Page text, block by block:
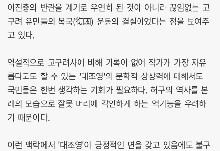
이진충의 반란을 계기로 우연히 된 것이 아니라 끊임없는 고
구려 유민들의 복국(復國) 운동의 결실이었다는 점을 보여주
고 있다.
역설적으로 고구려사에 비해 기록이 없어 작가가 가장 자유
롭다고도 할 수 있는 '대조영'의 문학적 상상력에 대해서도
국민들은 한번 생각하는 기회가 필요하다. 허구의 역사를 본
래의 모습으로 잘못 머리에 각인하게 하는 역기능을 우려하
기 때문이다.
이런 맥락에서 '대조영'이 긍정적인 면을 갖고 있음에도 불구